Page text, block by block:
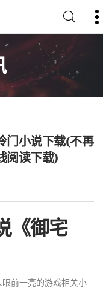
门小说下载(不再
阅读下载)
《御宅
前一亮的游戏相关小